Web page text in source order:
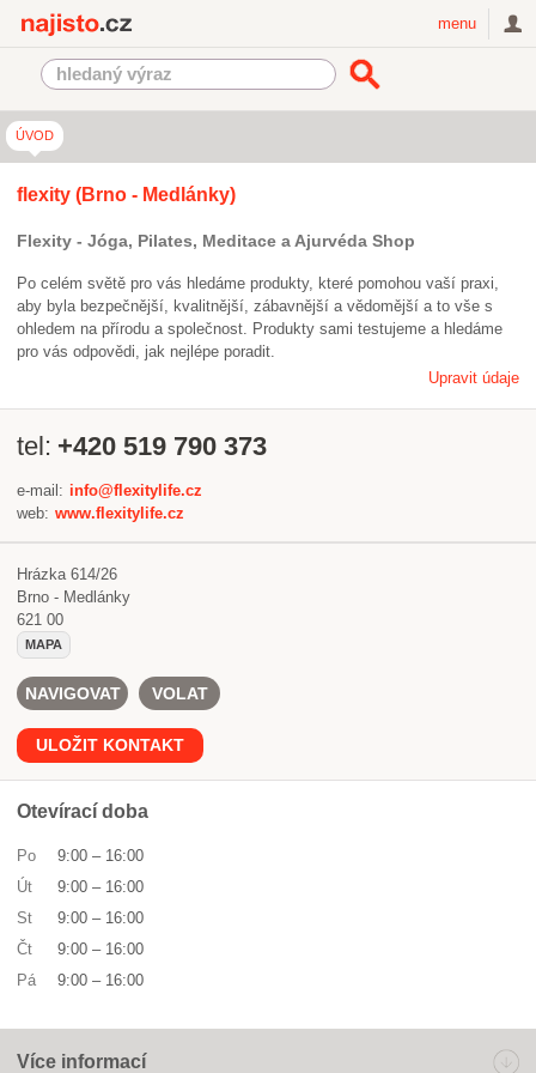
menu
ÚVOD
flexity (Brno - Medlánky)
Flexity - Jóga, Pilates, Meditace a Ajurvéda Shop
Po celém světě pro vás hledáme produkty, které pomohou vaší praxi,
aby byla bezpečnější, kvalitnější, zábavnější a vědomější a to vše s
ohledem na přírodu a společnost. Produkty sami testujeme a hledáme
pro vás odpovědi, jak nejlépe poradit.
Upravit údaje
tel: +420 519 790 373
e-mail: info@flexitylife.cz
web: www.flexitylife.cz
Hrázka 614/26
Brno - Medlánky
621 00
MAPA
NAVIGOVAT VOLAT
ULOŽIT KONTAKT
Otevírací doba
Po 9:00 – 16:00
Út
9:00 – 16:00
St
9:00 – 16:00
Čt
9:00 – 16:00
Pá
9:00 – 16:00
Více informací